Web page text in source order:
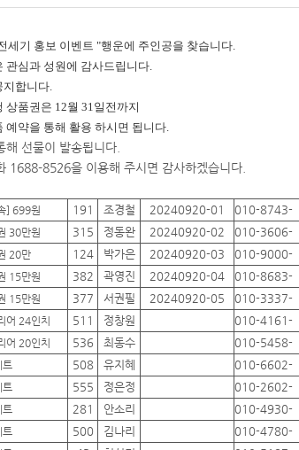
세기 홍보 이벤트 "행운에 주인공을 찾습니다.
관심과 성원에 감사드립니다.
지합니다.
상품권은 12월 31일전까지
예약을 통해 활용 하시면 됩니다.
해 선물이 발송됩니다.
1688-8526을 이용해 주시면 감사하겠습니다.
] 699원 191 조경철 20240920-01
010-8743-
30만원 315 정동완 20240920-02
010-3606-
20만 124 박가은 20240920-03
010-9000-
15만원 382 곽영진 20240920-04
010-8683-
15만원 377 서권필 20240920-05
010-3337-
어 24인치 511 정창원
010-4161-
어 20인치 536 최동수
010-5458-
트 508 유지혜
010-6602-
트 555 정은정
010-2602-
트 281 안소리
010-4930-
트 500 김나리
010-4780-